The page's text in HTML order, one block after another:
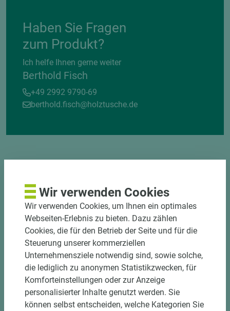
Haben Sie Fragen
zum Produkt?
Ich helfe Ihnen gerne weiter
Berthold Fisch
+49 2992 9790-69
berthold.fisch@holztusche.de
DOWNLOADS
Wir verwenden Cookies
Wir verwenden Cookies, um Ihnen ein optimales
Webseiten-Erlebnis zu bieten. Dazu zählen
Cookies, die für den Betrieb der Seite und für die
Steuerung unserer kommerziellen
Unternehmensziele notwendig sind, sowie solche,
die lediglich zu anonymen Statistikzwecken, für
Komforteinstellungen oder zur Anzeige
personalisierter Inhalte genutzt werden. Sie
können selbst entscheiden, welche Kategorien Sie